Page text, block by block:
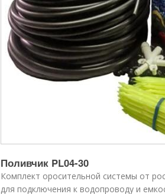
Поливчик PL04-30
Комплект оросительной системы от
для подключения к водопроводу и